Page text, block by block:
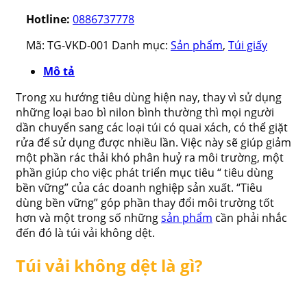
Hotline: 0886737778
Mã: TG-VKD-001 Danh mục: Sản phẩm, Túi giấy
Mô tả
Trong xu hướng tiêu dùng hiện nay, thay vì sử dụng
những loại bao bì nilon bình thường thì mọi người
dần chuyển sang các loại túi có quai xách, có thể giặt
rửa để sử dụng được nhiều lần. Việc này sẽ giúp giảm
một phần rác thải khó phân huỷ ra môi trường, một
phần giúp cho việc phát triển mục tiêu “ tiêu dùng
bền vững” của các doanh nghiệp sản xuất. “Tiêu
dùng bền vững” góp phần thay đổi môi trường tốt
hơn và một trong số nhữngsản phẩm cần phải nhắc
đến đó là túi vải không dệt.
Túi vải không dệt là gì?